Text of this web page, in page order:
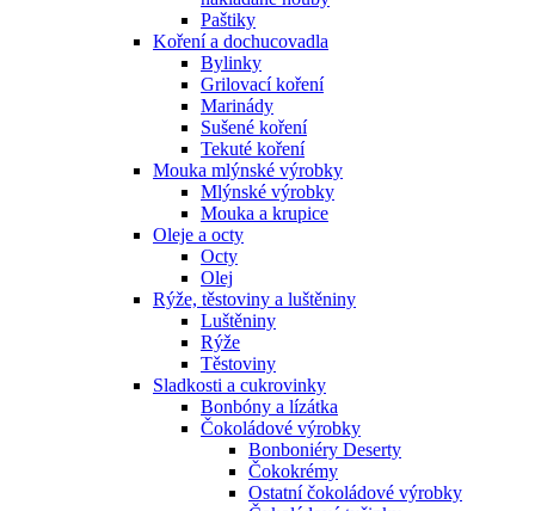
Paštiky
Koření a dochucovadla
Bylinky
Grilovací koření
Marinády
Sušené koření
Tekuté koření
Mouka mlýnské výrobky
Mlýnské výrobky
Mouka a krupice
Oleje a octy
Octy
Olej
Rýže, těstoviny a luštěniny
Luštěniny
Rýže
Těstoviny
Sladkosti a cukrovinky
Bonbóny a lízátka
Čokoládové výrobky
Bonboniéry Deserty
Čokokrémy
Ostatní čokoládové výrobky